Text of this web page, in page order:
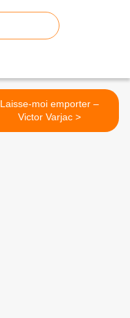
Laisse-moi emporter –
Victor Varjac >